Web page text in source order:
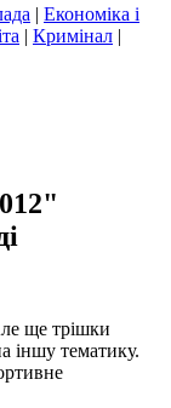
| Економіка і
| Кримінал |
ще трішки
іншу тематику.